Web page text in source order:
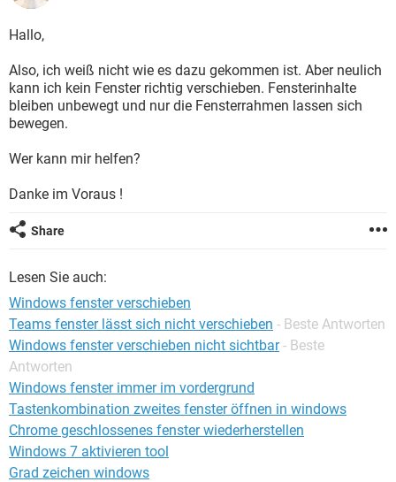
FACEBOOK
WHATSAPP
ANDROID
WINDOWS 10
WHATSAPP TIKTOK
FACEBOOK HARDWARE
SPIELE
WINDOWS 10 INSTAGRAM
Hallo,
Also, ich weiß nicht wie es dazu gekommen ist. Aber neulich
kann ich kein Fenster richtig verschieben. Fensterinhalte
bleiben unbewegt und nur die Fensterrahmen lassen sich
bewegen.
Wer kann mir helfen?
Danke im Voraus !
Share
Lesen Sie auch:
Windows fenster verschieben
Teams fenster lässt sich nicht verschieben - Beste Antworten
Windows fenster verschieben nicht sichtbar - Beste
Antworten
Windows fenster immer im vordergrund
Tastenkombination zweites fenster öffnen in windows
Chrome geschlossenes fenster wiederherstellen
Windows 7 aktivieren tool
Grad zeichen windows